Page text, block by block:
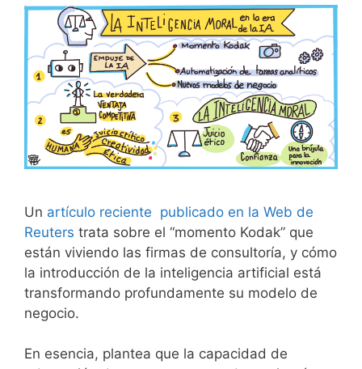
Un artículo reciente publicado en la Web de
Reuters trata sobre el “momento Kodak” que
están viviendo las firmas de consultoría, y cómo
la introducción de la inteligencia artificial está
transformando profundamente su modelo de
negocio.
En esencia, plantea que la capacidad de